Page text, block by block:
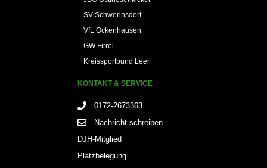
SV Schwerinsdorf
VfL Ockenhausen
GW Firrel
Kreissportbund Leer
KONTAKT & SERVICE
0172-2673363
Nachricht schreiben
DJH-Mitglied
Platzbelegung